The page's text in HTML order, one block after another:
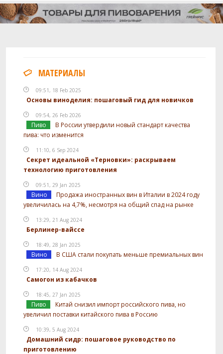
МАТЕРИАЛЫ
09:51, 18 Feb 2025
Основы виноделия: пошаговый гид для новичков
09:54, 26 Feb 2026
Пиво
В России утвердили новый стандарт качества
пива: что изменится
11:10, 6 Sep 2024
Секрет идеальной «Терновки»: раскрываем
технологию приготовления
09:51, 29 Jan 2025
Вино
Продажа иностранных вин в Италии в 2024 году
увеличилась на 4,7%, несмотря на общий спад на рынке
13:29, 21 Aug 2024
Берлинер-вайссе
18:49, 28 Jan 2025
Вино В США стали покупать меньше премиальных вин
17:20, 14 Aug 2024
Самогон из кабачков
18:45, 27 Jan 2025
Пиво
Китай снизил импорт российского пива, но
увеличил поставки китайского пива в Россию
10:39, 5 Aug 2024
Домашний сидр: пошаговое руководство по
приготовлению